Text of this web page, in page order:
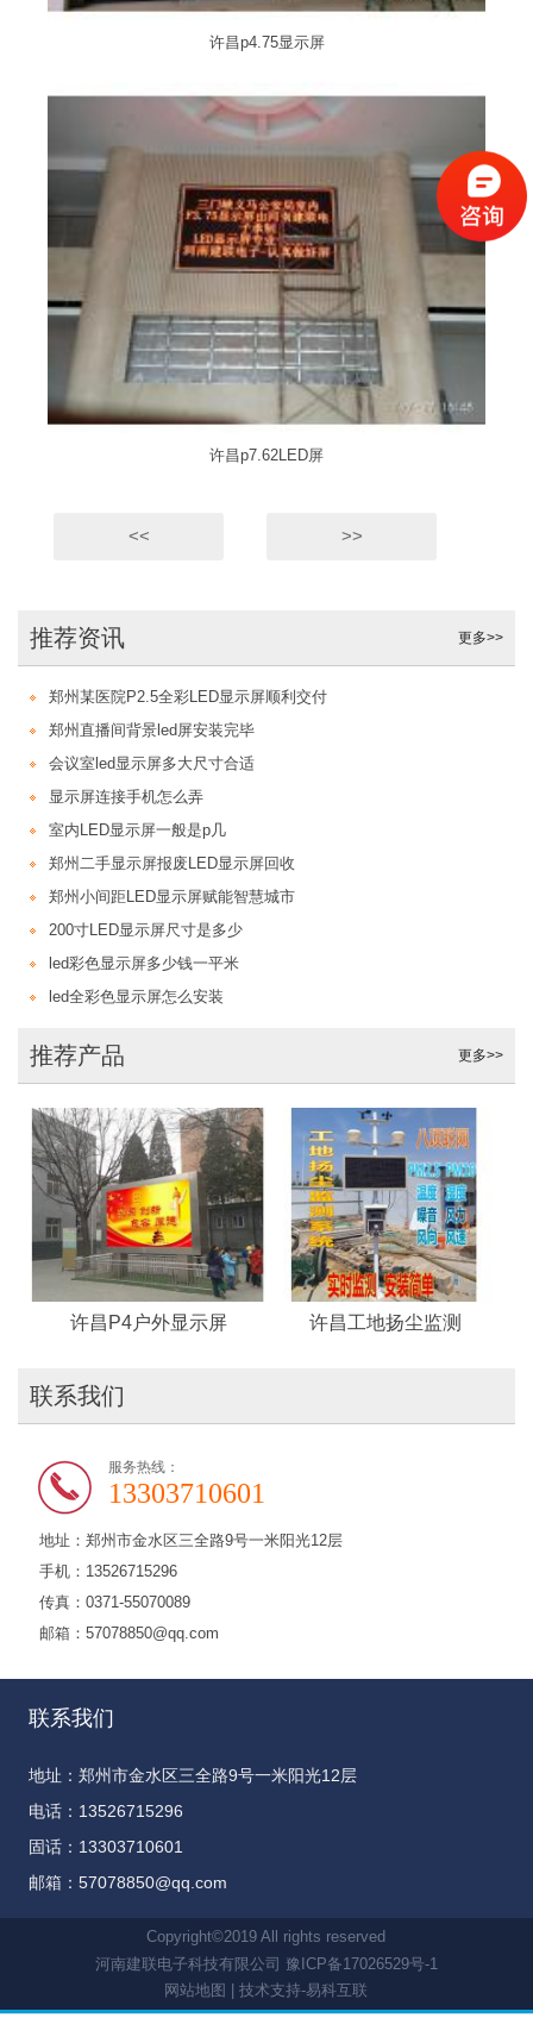
许昌p4.75显示屏
许昌p7.62LED屏
<< >>
推荐资讯 更多>>
郑州某医院P2.5全彩LED显示屏顺利交付
郑州直播间背景led屏安装完毕
会议室led显示屏多大尺寸合适
显示屏连接手机怎么弄
室内LED显示屏一般是p几
郑州二手显示屏报废LED显示屏回收
郑州小间距LED显示屏赋能智慧城市
200寸LED显示屏尺寸是多少
led彩色显示屏多少钱一平米
led全彩色显示屏怎么安装
推荐产品 更多>>
许昌P4户外显示屏 许昌工地扬尘监测
联系我们
服务热线：
13303710601
地址：郑州市金水区三全路9号一米阳光12层
手机：13526715296
传真：0371-55070089
邮箱：57078850@qq.com
联系我们
地址：郑州市金水区三全路9号一米阳光12层
电话：13526715296
固话：13303710601
邮箱：57078850@qq.com
Copyright©2019 All rights reserved
河南建联电子科技有限公司 豫ICP备17026529号-1
网站地图 |技术支持-易科互联